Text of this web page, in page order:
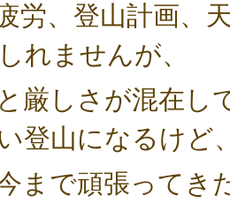
労、登山計画、
れませんが、
厳しさが混在し
登山になるけど
まで頑張ってき